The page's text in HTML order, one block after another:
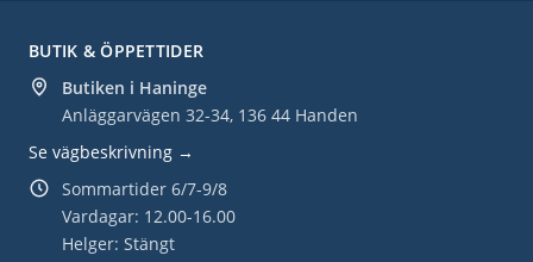
BUTIK & ÖPPETTIDER
Butiken i Haninge
Anläggarvägen 32-34, 136 44 Handen
Se vägbeskrivning →
Sommartider 6/7-9/8
Vardagar: 12.00-16.00
Helger: Stängt